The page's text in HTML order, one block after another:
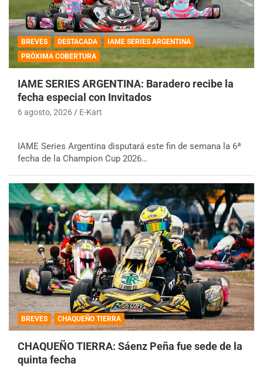
BREVES DESTACADA
IAME SERIES ARGENTINA
PRÓXIMA COBERTURA
IAME SERIES ARGENTINA: Baradero recibe la
fecha especial con Invitados
6 agosto, 2026 E-Kart
IAME Series Argentina disputará este fin de semana la 6ª
fecha de la Champion Cup 2026…
BREVES CHAQUEÑO TIERRA
CHAQUEÑO TIERRA: Sáenz Peña fue sede de la
quinta fecha